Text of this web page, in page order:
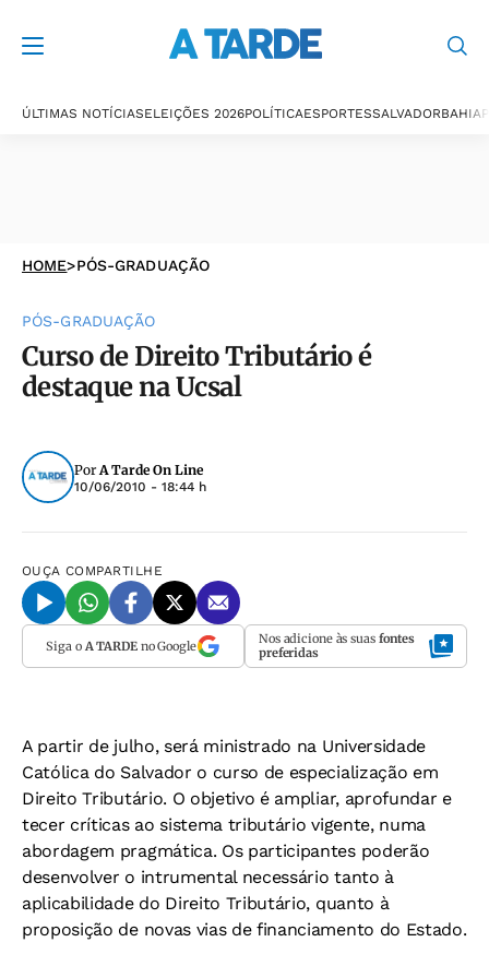
ÚLTIMAS NOTÍCIASELEIÇÕES 2026POLÍTICAESPORTESSALVADORBAHIA
HOME>PÓS-GRADUAÇÃO
PÓS-GRADUAÇÃO
Curso de Direito Tributário é
destaque na Ucsal
PorA Tarde On Line
10/06/2010 - 18:44 h
OUÇA COMPARTILHE
Siga o A TARDEno Google Nos adicione às suas fontes
preferidas
A partir de julho, será ministrado na Universidade
Católica do Salvador o curso de especialização em
Direito Tributário. O objetivo é ampliar, aprofundar e
tecer críticas ao sistema tributário vigente, numa
abordagem pragmática. Os participantes poderão
desenvolver o intrumental necessário tanto à
aplicabilidade do Direito Tributário, quanto à
proposição de novas vias de financiamento do Estado.